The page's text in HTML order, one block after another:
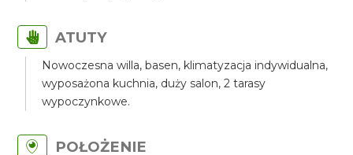
ATUTY
Nowoczesna willa, basen, klimatyzacja indywidualna,
wyposażona kuchnia, duży salon, 2 tarasy
wypoczynkowe.
POŁOŻENIE